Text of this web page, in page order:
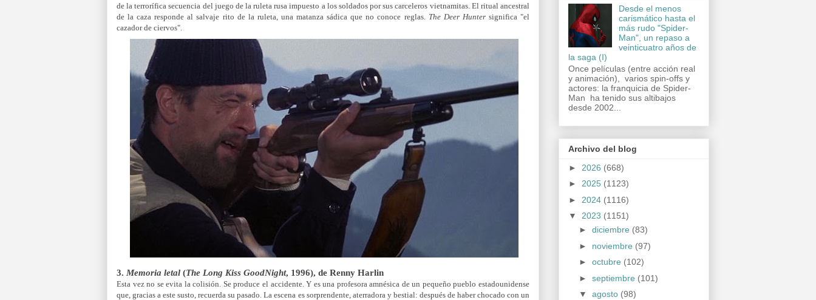
de la terrorífica secuencia del juego de la ruleta rusa impuesto a los soldados por sus carceleros vietnamitas. El ritual ancestral
de la caza responde al salvaje rito de la ruleta, una matanza sádica que no conoce reglas. The Deer Huntersignifica "el
cazador de ciervos".
3. Memoria letal (The Long Kiss GoodNight, 1996), de Renny Harlin
Esta vez no se evita la colisión. Se produce el accidente. Y es una profesora amnésica de un pequeño pueblo estadounidense
que, gracias a este susto, recuerda su pasado. La escena es sorprendente, aterradora y bestial: después de haber chocado con un
Desde el menos
carismático hasta el
más rudo "Spider-
Man", un repaso a
veinticuatro años de
la saga (I)
Once películas (entre acción real
y animación), varios spin-offs y
actores: la franquicia de Spider-
Man ha tenido sus altibajos
desde 2002...
Archivo del blog
► 2026 (668)
► 2025 (1123)
► 2024 (1116)
▼ 2023 (1151)
► diciembre (83)
► noviembre (97)
► octubre (102)
► septiembre (101)
▼ agosto (98)